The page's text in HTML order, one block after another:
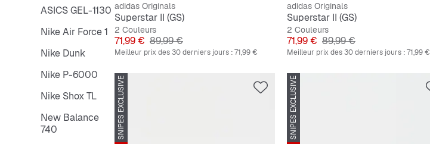
ASICS GEL-1130
Nike Air Force 1
Nike Dunk
Nike P-6000
Nike Shox TL
New Balance
740
adidas Originals
Superstar II (GS)
2 Couleurs
Prix
71,99 € Prix original
89,99 €
Meilleur prix des 30 derniers jours :71,99 €
adidas Originals
Superstar II (GS)
2 Couleurs
Prix
71,99 € Prix original
89,99 €
Meilleur prix des 30 derniers jours :71,99 €
SNIPES EXCLUSIVE SNIPES EXCLUSIVE